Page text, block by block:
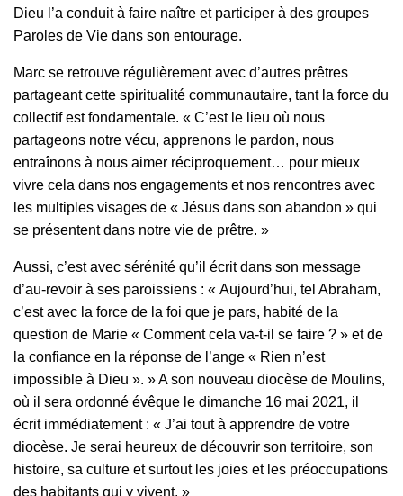
Dieu l’a conduit à faire naître et participer à des groupes
Paroles de Vie dans son entourage.
Marc se retrouve régulièrement avec d’autres prêtres
partageant cette spiritualité communautaire, tant la force du
collectif est fondamentale. « C’est le lieu où nous
partageons notre vécu, apprenons le pardon, nous
entraînons à nous aimer réciproquement… pour mieux
vivre cela dans nos engagements et nos rencontres avec
les multiples visages de « Jésus dans son abandon » qui
se présentent dans notre vie de prêtre. »
Aussi, c’est avec sérénité qu’il écrit dans son message
d’au-revoir à ses paroissiens : « Aujourd’hui, tel Abraham,
c’est avec la force de la foi que je pars, habité de la
question de Marie « Comment cela va-t-il se faire ? » et de
la confiance en la réponse de l’ange « Rien n’est
impossible à Dieu ». » A son nouveau diocèse de Moulins,
où il sera ordonné évêque le dimanche 16 mai 2021, il
écrit immédiatement : « J’ai tout à apprendre de votre
diocèse. Je serai heureux de découvrir son territoire, son
histoire, sa culture et surtout les joies et les préoccupations
des habitants qui y vivent. »